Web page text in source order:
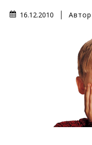
16.12.2010 Автор